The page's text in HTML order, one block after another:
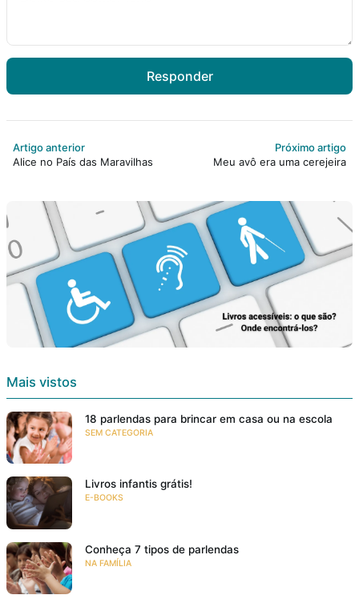
Responder
Artigo anterior
Alice no País das Maravilhas
Próximo artigo
Meu avô era uma cerejeira
Mais vistos
18 parlendas para brincar em casa ou na escola
SEM CATEGORIA
Livros infantis grátis!
E-BOOKS
Conheça 7 tipos de parlendas
NA FAMÍLIA